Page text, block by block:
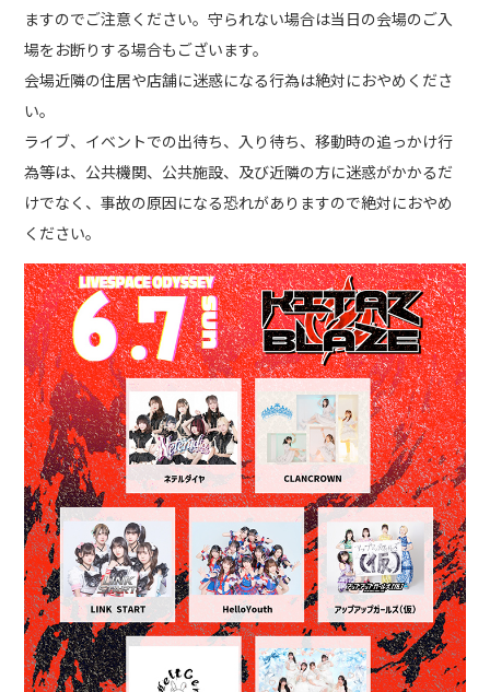
ますのでご注意ください。守られない場合は当日の会場のご入
場をお断りする場合もございます。
会場近隣の住居や店舗に迷惑になる行為は絶対におやめくださ
い。
ライブ、イベントでの出待ち、入り待ち、移動時の追っかけ行
為等は、公共機関、公共施設、及び近隣の方に迷惑がかかるだ
けでなく、事故の原因になる恐れがありますので絶対におやめ
ください。